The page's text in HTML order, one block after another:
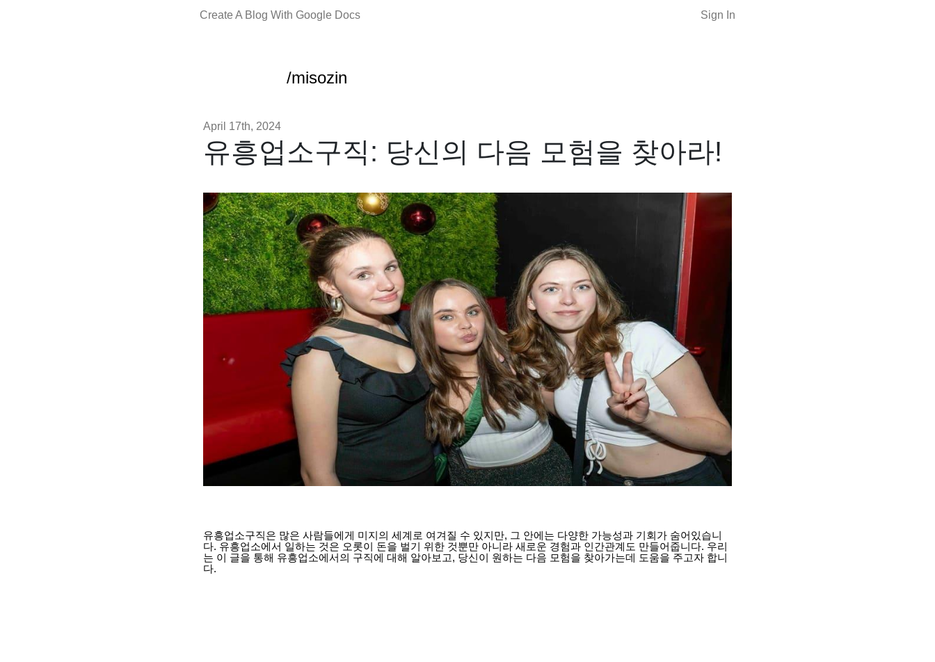
Create A Blog With Google Docs Sign In
/misozin
April 17th, 2024
유흥업소구직: 당신의 다음 모험을 찾아라!
유흥업소구직은 많은 사람들에게 미지의 세계로 여겨질 수 있지만, 그 안에는 다양한 가능성과 기회가 숨어있습니
다. 유흥업소에서 일하는 것은 오롯이 돈을 벌기 위한 것뿐만 아니라 새로운 경험과 인간관계도 만들어줍니다. 우리
는 이 글을 통해 유흥업소에서의 구직에 대해 알아보고, 당신이 원하는 다음 모험을 찾아가는데 도움을 주고자 합니
다.